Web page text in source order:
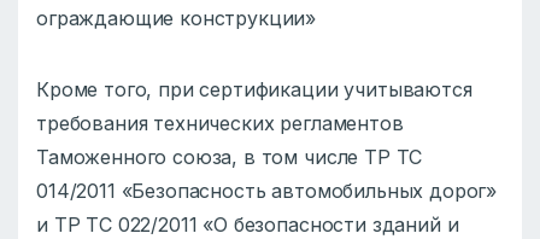
ограждающие конструкции»
Кроме того, при сертификации учитываются
требования технических регламентов
Таможенного союза, в том числе ТР ТС
014/2011 «Безопасность автомобильных дорог»
и ТР ТС 022/2011 «О безопасности зданий и